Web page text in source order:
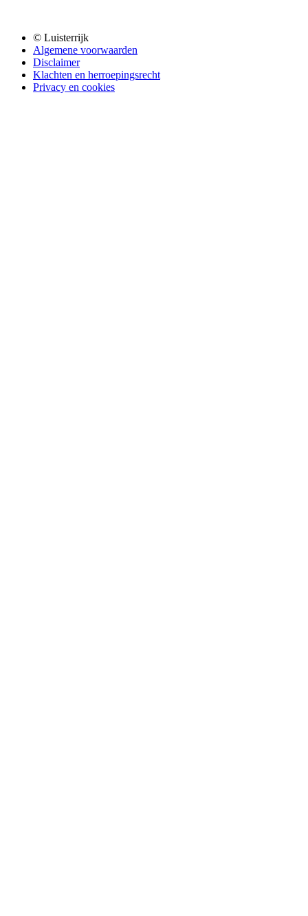
© Luisterrijk
Algemene voorwaarden
Disclaimer
Klachten en herroepingsrecht
Privacy en cookies